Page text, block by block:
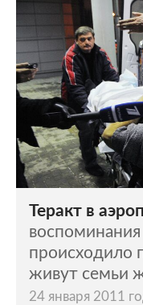
Теракт в
происходило
живут семьи
24 января 2011